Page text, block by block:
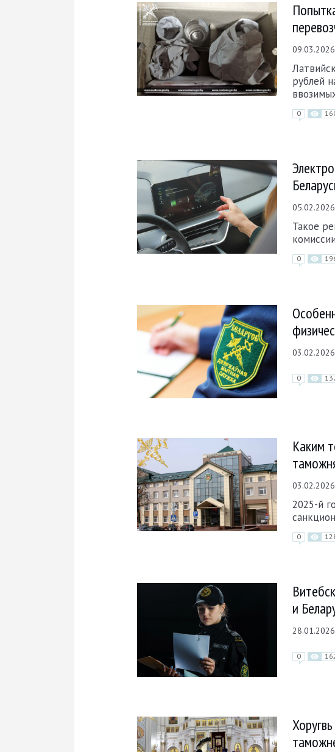
09.03.2026
рублей
0
05.02.2026
Такое
0
03.02.2026
0
Каким
03.02.2026
2025-й
0
и
28.01.2026
0